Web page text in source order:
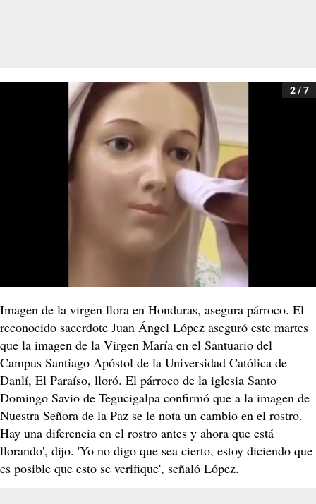
2 / 7
Imagen de la virgen llora en Honduras, asegura párroco. El
reconocido sacerdote Juan Ángel López aseguró este martes
que la imagen de la Virgen María en el Santuario del
Campus Santiago Apóstol de la Universidad Católica de
Danlí, El Paraíso, lloró. El párroco de la iglesia Santo
Domingo Savio de Tegucigalpa confirmó que a la imagen de
Nuestra Señora de la Paz se le nota un cambio en el rostro.
Hay una diferencia en el rostro antes y ahora que está
llorando', dijo. 'Yo no digo que sea cierto, estoy diciendo que
es posible que esto se verifique', señaló López.